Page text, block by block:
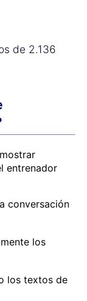
de 2.136
entrenador
conversación
los
los textos de